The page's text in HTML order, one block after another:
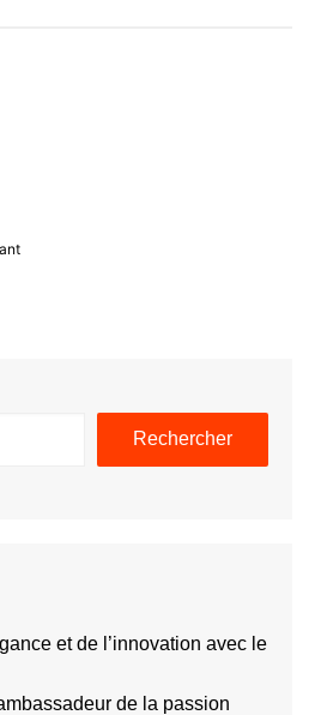
Rechercher
et de l’innovation avec le
de la passion